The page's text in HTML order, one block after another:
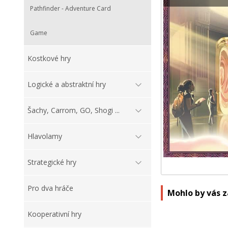
Pathfinder - Adventure Card
Game
Kostkové hry
Logické a abstraktní hry
Šachy, Carrom, GO, Shogi ...
Hlavolamy
Strategické hry
Pro dva hráče
Kooperativní hry
Mohlo by vás